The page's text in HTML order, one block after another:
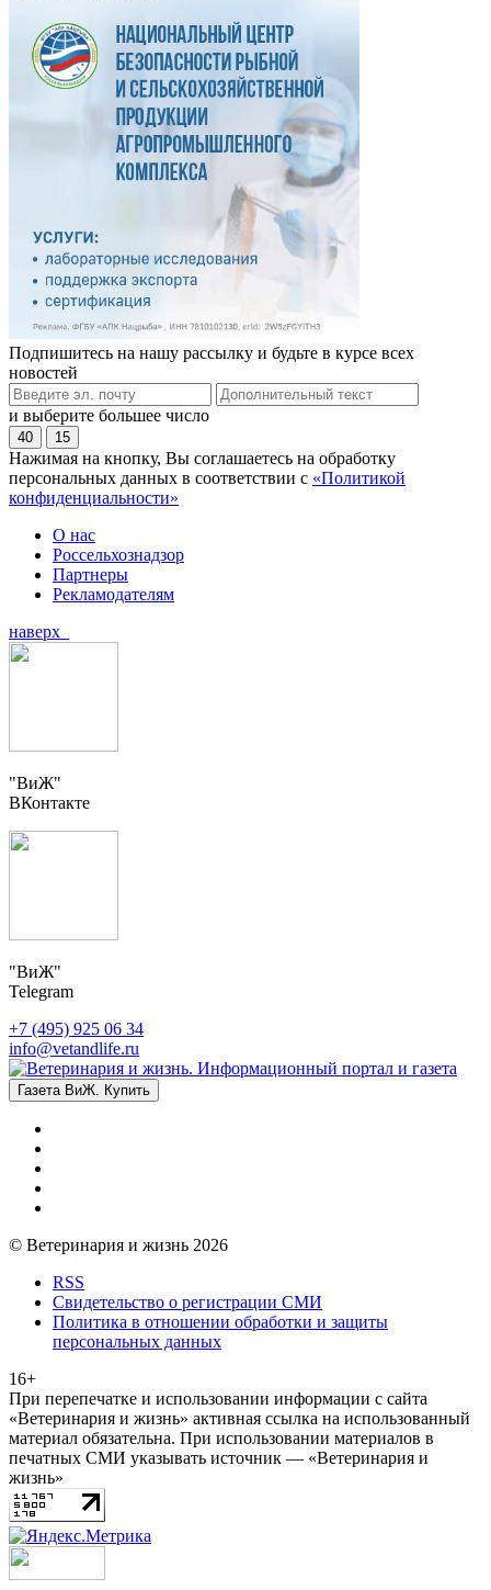
Подпишитесь на нашу рассылку и будьте в курсе всех
новостей
и выберите большее число
40 15
Нажимая на кнопку, Вы соглашаетесь на обработку
персональных данных в соответствии с «Политикой
конфиденциальности»
О нас
Россельхознадзор
Партнеры
Рекламодателям
наверх
"ВиЖ"
ВКонтакте
"ВиЖ"
Telegram
+7 (495) 925 06 34
info@vetandlife.ru
Газета ВиЖ. Купить
© Ветеринария и жизнь 2026
RSS
Свидетельство о регистрации СМИ
Политика в отношении обработки и защиты
персональных данных
16+
При перепечатке и использовании информации с сайта
«Ветеринария и жизнь» активная ссылка на использованный
материал обязательна. При использовании материалов в
печатных СМИ указывать источник — «Ветеринария и
жизнь»